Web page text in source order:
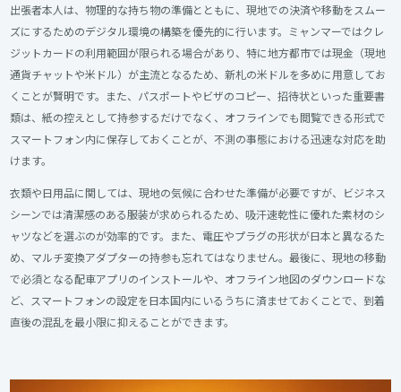
出張者本人は、物理的な持ち物の準備とともに、現地での決済や移動をスムー
ズにするためのデジタル環境の構築を優先的に行います。ミャンマーではクレ
ジットカードの利用範囲が限られる場合があり、特に地方都市では現金（現地
通貨チャットや米ドル）が主流となるため、新札の米ドルを多めに用意してお
くことが賢明です。また、パスポートやビザのコピー、招待状といった重要書
類は、紙の控えとして持参するだけでなく、オフラインでも閲覧できる形式で
スマートフォン内に保存しておくことが、不測の事態における迅速な対応を助
けます。
衣類や日用品に関しては、現地の気候に合わせた準備が必要ですが、ビジネス
シーンでは清潔感のある服装が求められるため、吸汗速乾性に優れた素材のシ
ャツなどを選ぶのが効率的です。また、電圧やプラグの形状が日本と異なるた
め、マルチ変換アダプターの持参も忘れてはなりません。最後に、現地の移動
で必須となる配車アプリのインストールや、オフライン地図のダウンロードな
ど、スマートフォンの設定を日本国内にいるうちに済ませておくことで、到着
直後の混乱を最小限に抑えることができます。